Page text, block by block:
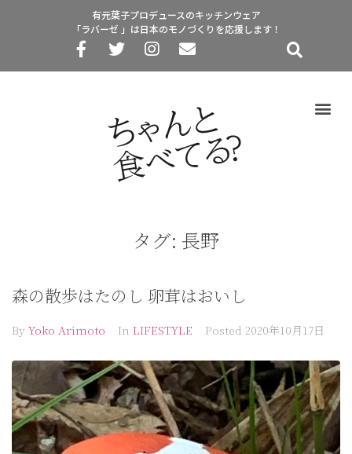
有元葉子プロデュースのキッチンウェア
「ラバーゼ 」は日本のモノづくりを応援します！
タグ: 長野
森の散歩はたのし 卵茸はおいし
By Yoko Arimoto In LIFESTYLE Posted 2020年10月17日